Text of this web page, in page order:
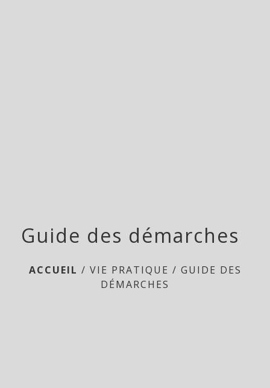
Guide des démarches
ACCUEIL / VIE PRATIQUE / GUIDE DES
DÉMARCHES